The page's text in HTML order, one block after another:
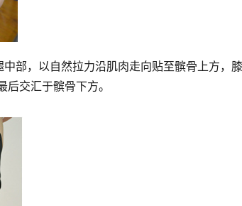
部，以自然拉力沿肌肉走向贴至髌骨上方，
交汇于髌骨下方。